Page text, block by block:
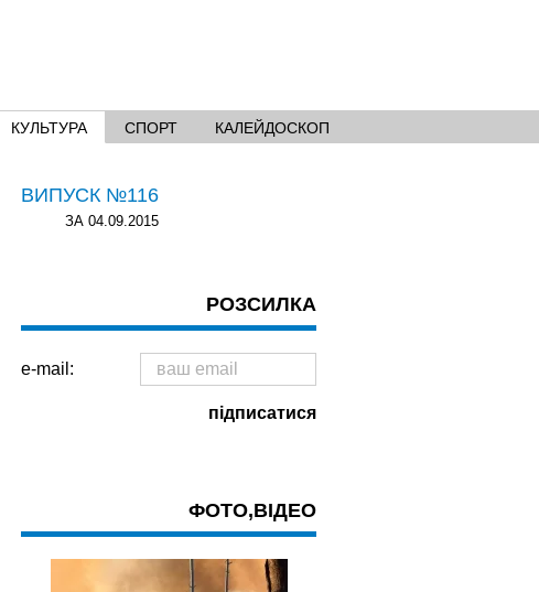
КУЛЬТУРА СПОРТ КАЛЕЙДОСКОП
ВИПУСК №116
ЗА 04.09.2015
РОЗСИЛКА
e-mail:
ФОТО,ВІДЕО